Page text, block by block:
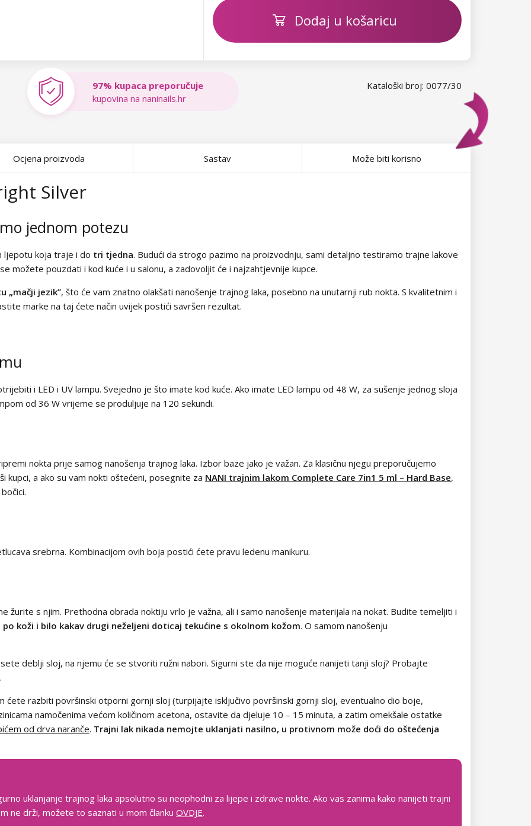
Dodaj u košaricu
Kataloški broj: 0077/30
97% kupaca preporučuje
kupovina na naninails.hr
Silver
jednom potezu
ljepotu koja traje i do tri tjedna. Budući da strogo pazimo na proizvodnju, sami detaljno testiramo trajne lakove
možete pouzdati i kod kuće i u salonu, a zadovoljit će i najzahtjevnije kupce.
„mačji jezik”, što će vam znatno olakšati nanošenje trajnog laka, posebno na unutarnji rub nokta. S kvalitetnim i
marke na taj ćete način uvijek postići savršen rezultat.
i LED i UV lampu. Svejedno je što imate kod kuće. Ako imate LED lampu od 48 W, za sušenje jednog sloja
od 36 W vrijeme se produljuje na 120 sekundi.
nokta prije samog nanošenja trajnog laka. Izbor baze jako je važan. Za klasičnu njegu preporučujemo
kupci, a ako su vam nokti oštećeni, posegnite za NANI trajnim lakom Complete Care 7in1 5 ml – Hard Base,
srebrna. Kombinacijom ovih boja postići ćete pravu ledenu manikuru.
žurite s njim. Prethodna obrada noktiju vrlo je važna, ali i samo nanošenje materijala na nokat. Budite temeljiti i
koži i bilo kakav drugi neželjeni doticaj tekućine s okolnom kožom. O samom nanošenju
deblji sloj, na njemu će se stvoriti ružni nabori. Sigurni ste da nije moguće nanijeti tanji sloj? Probajte
ćete razbiti površinski otporni gornji sloj (turpijajte isključivo površinski gornji sloj, eventualno dio boje,
namočenima većom količinom acetona, ostavite da djeluje 10 – 15 minuta, a zatim omekšale ostatke
od drva naranče. Trajni lak nikada nemojte uklanjati nasilno, u protivnom može doći do oštećenja
uklanjanje trajnog laka apsolutno su neophodni za lijepe i zdrave nokte. Ako vas zanima kako nanijeti trajni
ne drži, možete to saznati u mom članku OVDJE.
Ocjena proizvoda Sastav Može biti korisno